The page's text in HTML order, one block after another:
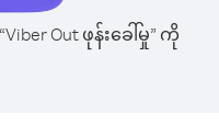
Out ဖုန်းခေါ်မှု” ကို